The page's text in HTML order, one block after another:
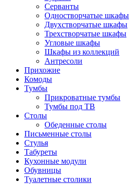
Серванты
Одностворчатые шкафы
Двухстворчатые шкафы
Трехстворчатые шкафы
Угловые шкафы
Шкафы из коллекций
Антресоли
Прихожие
Комоды
Тумбы
Прикроватные тумбы
Тумбы под ТВ
Столы
Обеденные столы
Письменные столы
Стулья
Табуреты
Кухонные модули
Обувницы
Туалетные столики